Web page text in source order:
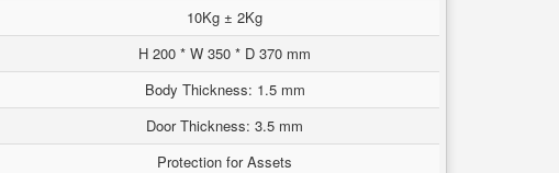
10Kg ± 2Kg
H 200 * W 350 * D 370 mm
Body Thickness: 1.5 mm
Door Thickness: 3.5 mm
Protection for Assets